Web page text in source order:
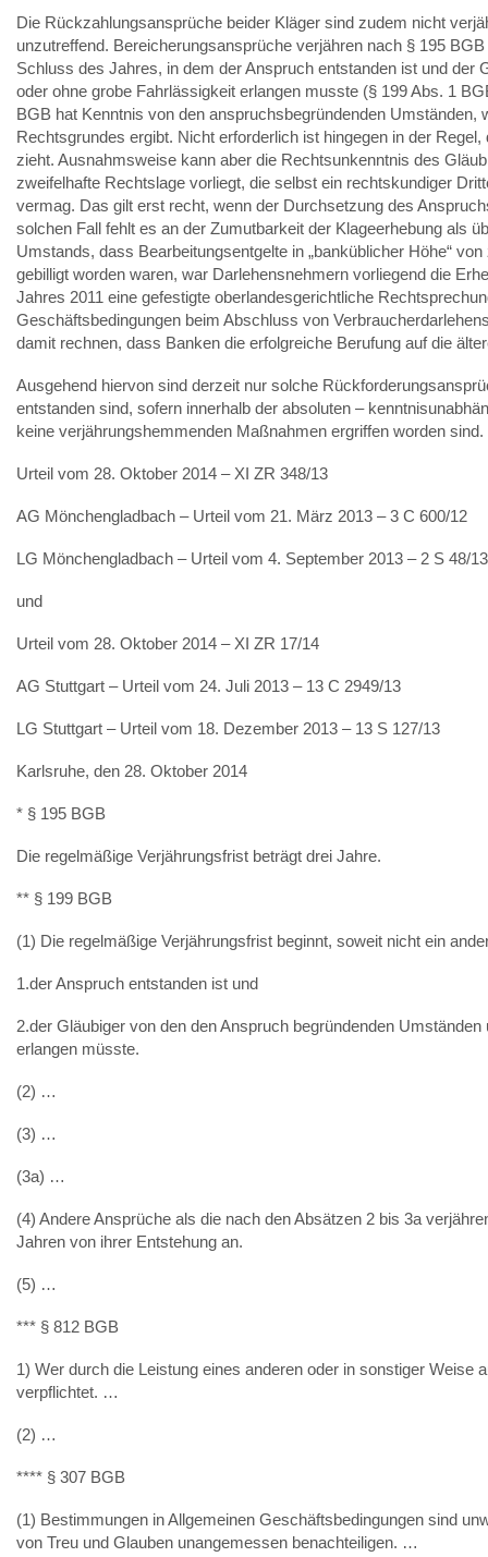
Die Rückzahlungsansprüche beider Kläger sind zudem nicht
unzutreffend. Bereicherungsansprüche verjähren nach § 195
Schluss des Jahres, in dem der Anspruch entstanden ist und der
oder ohne grobe Fahrlässigkeit erlangen musste (§ 199 Abs. 1
BGB hat Kenntnis von den anspruchsbegründenden
Rechtsgrundes ergibt. Nicht erforderlich ist hingegen in der
zieht. Ausnahmsweise kann aber die Rechtsunkenntnis des
zweifelhafte Rechtslage vorliegt, die selbst ein rechtskundiger
vermag. Das gilt erst recht, wenn der Durchsetzung des
solchen Fall fehlt es an der Zumutbarkeit der Klageerhebung als
Umstands, dass Bearbeitungsentgelte in „banküblicher Höhe“
gebilligt worden waren, war Darlehensnehmern vorliegend die
Jahres 2011 eine gefestigte oberlandesgerichtliche
Geschäftsbedingungen beim Abschluss von
damit rechnen, dass Banken die erfolgreiche Berufung auf die
Ausgehend hiervon sind derzeit nur solche
entstanden sind, sofern innerhalb der absoluten –
keine verjährungshemmenden Maßnahmen ergriffen worden sind.
Urteil vom 28. Oktober 2014 – XI ZR 348/13
AG Mönchengladbach – Urteil vom 21. März 2013 – 3 C 600/12
LG Mönchengladbach – Urteil vom 4. September 2013 – 2 S 48/13
und
Urteil vom 28. Oktober 2014 – XI ZR 17/14
AG Stuttgart – Urteil vom 24. Juli 2013 – 13 C 2949/13
LG Stuttgart – Urteil vom 18. Dezember 2013 – 13 S 127/13
Karlsruhe, den 28. Oktober 2014
* § 195 BGB
Die regelmäßige Verjährungsfrist beträgt drei Jahre.
** § 199 BGB
(1) Die regelmäßige Verjährungsfrist beginnt, soweit nicht ein
1.der Anspruch entstanden ist und
2.der Gläubiger von den den Anspruch begründenden
erlangen müsste.
(2) …
(3) …
(3a) …
(4) Andere Ansprüche als die nach den Absätzen 2 bis 3a
Jahren von ihrer Entstehung an.
(5) …
*** § 812 BGB
1) Wer durch die Leistung eines anderen oder in sonstiger
verpflichtet. …
(2) …
**** § 307 BGB
(1) Bestimmungen in Allgemeinen Geschäftsbedingungen sind
von Treu und Glauben unangemessen benachteiligen. …